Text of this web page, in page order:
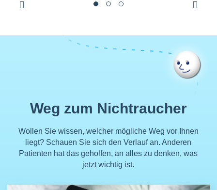
Weg zum Nichtraucher
Wollen Sie wissen, welcher mögliche Weg vor Ihnen
liegt? Schauen Sie sich den Verlauf an. Anderen
Patienten hat das geholfen, an alles zu denken, was
jetzt wichtig ist.